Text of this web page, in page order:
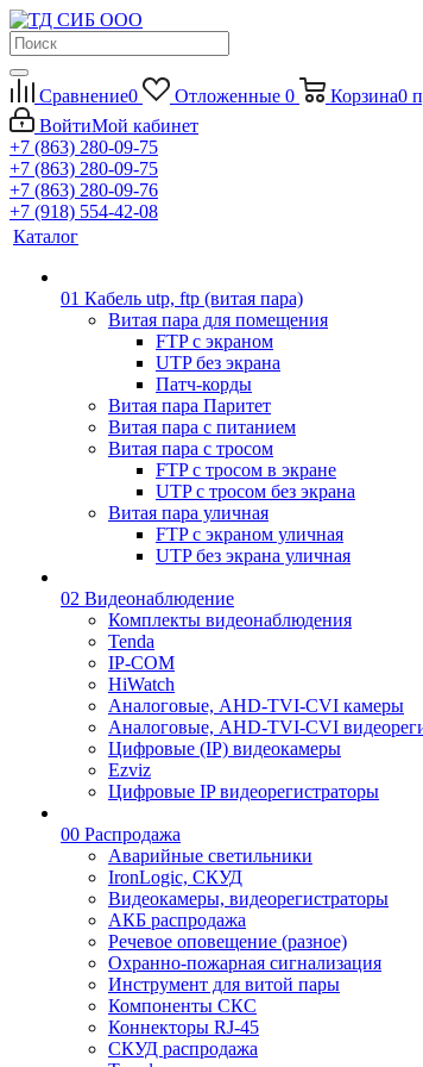
Сравнение0 Отложенные 0 Корзина0
ВойтиМой кабинет
+7 (863) 280-09-75
+7 (863) 280-09-75
+7 (863) 280-09-76
+7 (918) 554-42-08
Каталог
01 Кабель utp, ftp (витая пара)
Витая пара для помещения
FTP с экраном
UTP без экрана
Патч-корды
Витая пара Паритет
Витая пара с питанием
Витая пара с тросом
FTP с тросом в экране
UTP с тросом без экрана
Витая пара уличная
FTP с экраном уличная
UTP без экрана уличная
02 Видеонаблюдение
Комплекты видеонаблюдения
Tenda
IP-COM
HiWatch
Аналоговые, AHD-TVI-CVI камеры
Аналоговые, AHD-TVI-CVI
Цифровые (IP) видеокамеры
Ezviz
Цифровые IP видеорегистраторы
00 Распродажа
Аварийные светильники
IronLogic, СКУД
Видеокамеры, видеорегистраторы
АКБ распродажа
Речевое оповещение (разное)
Охранно-пожарная сигнализация
Инструмент для витой пары
Компоненты СКС
Коннекторы RJ-45
СКУД распродажа